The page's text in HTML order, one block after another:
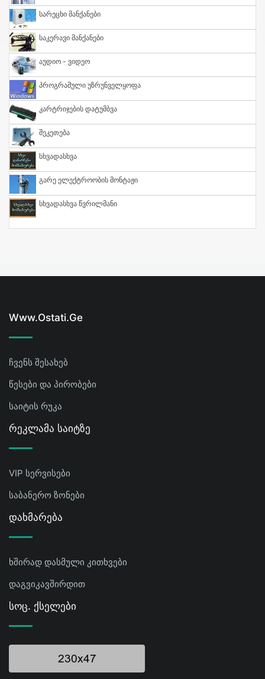
Სარეცხი Მანქანები
Საკერავი Მანქანები
Აუდიო - Ვიდეო
Პროგრამული Უზრუნველყოფა
Კარტრიჯების Დატუმბვა
Შეკეთება
Სხვადასხვა
Გარე Ელექტროობის Მონტაჟი
Სხვადასხვა Წვრილმანი
Www.ostati.ge
ჩვენს შესახებ
წესები და პირობები
საიტის რუკა
Რეკლამა Საიტზე
VIP სერვისები
საბანერო ზონები
Დახმარება
ხშირად დასმული კითხვები
დაგვიკავშირდით
Სოც. Ქსელები